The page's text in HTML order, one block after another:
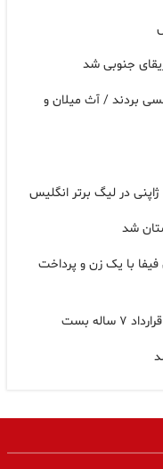
جنوبی شد
بردند / آث میلان و
در لیگ برتر انگلیس
شد
فیفا با یک زن و پرداخت
بست